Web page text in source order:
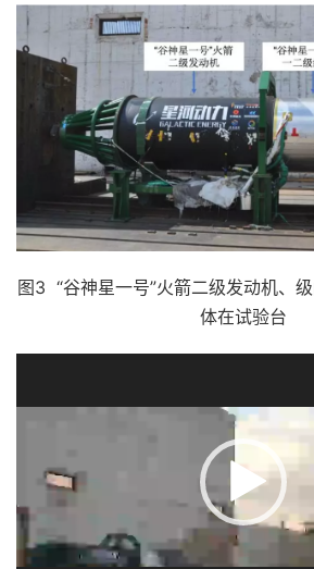
图3 “谷神星一号”火箭二级发动机、
体在试验台